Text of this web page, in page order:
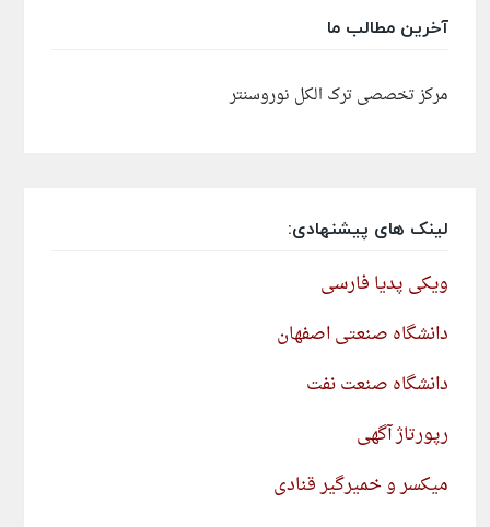
آخرین مطالب ما
مرکز تخصصی ترک الکل نوروسنتر
لینک های پیشنهادی:
ویکی پدیا فارسی
دانشگاه صنعتی اصفهان
دانشگاه صنعت نفت
رپورتاژ آگهی
میکسر و خمیرگیر قنادی